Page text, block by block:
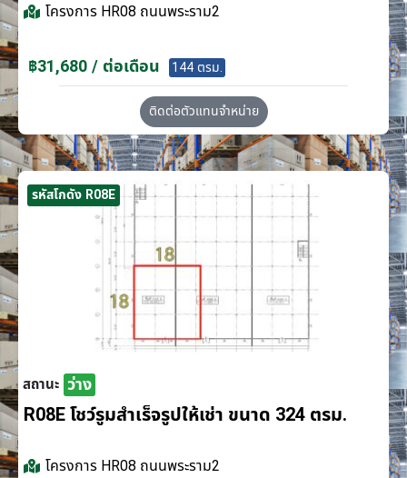
โครงการ HR08 ถนนพระราม2
฿31,680 / ต่อเดือน 144 ตรม.
ติดต่อตัวแทนจำหน่าย
รหัสโกดัง R08E
สถานะ ว่าง
R08E โชว์รูมสำเร็จรูปให้เช่า ขนาด 324 ตรม.
โครงการ HR08 ถนนพระราม2